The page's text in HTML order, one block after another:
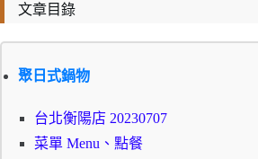
文章目錄
聚日式鍋物
台北衡陽店 20230707
菜單 Menu、點餐